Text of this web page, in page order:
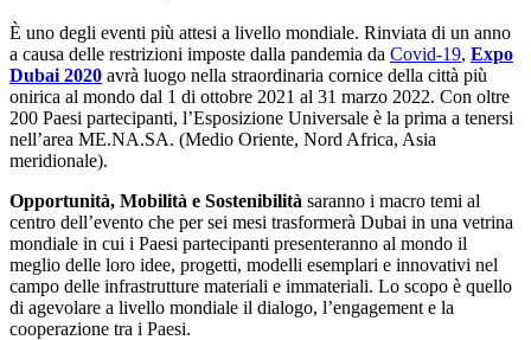
È uno degli eventi più attesi a livello mondiale. Rinviata di un anno
a causa delle restrizioni imposte dalla pandemia da Covid-19, Expo
Dubai 2020 avrà luogo nella straordinaria cornice della città più
onirica al mondo dal 1 di ottobre 2021 al 31 marzo 2022. Con oltre
200 Paesi partecipanti, l’Esposizione Universale è la prima a tenersi
nell’area ME.NA.SA. (Medio Oriente, Nord Africa, Asia
meridionale).
Opportunità, Mobilità e Sostenibilità saranno i macro temi al
centro dell’evento che per sei mesi trasformerà Dubai in una vetrina
mondiale in cui i Paesi partecipanti presenteranno al mondo il
meglio delle loro idee, progetti, modelli esemplari e innovativi nel
campo delle infrastrutture materiali e immateriali. Lo scopo è quello
di agevolare a livello mondiale il dialogo, l’engagement e la
cooperazione tra i Paesi.